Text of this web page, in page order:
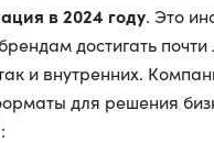
в 2024 году. Это
достигать
и внутренних.
для решения